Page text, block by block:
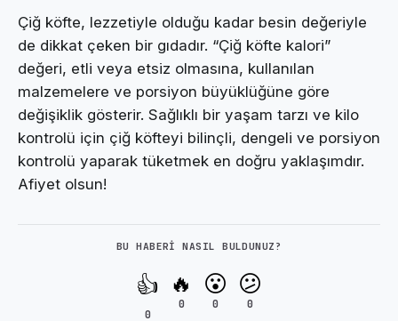
Çiğ köfte, lezzetiyle olduğu kadar besin değeriyle
de dikkat çeken bir gıdadır. “Çiğ köfte kalori”
değeri, etli veya etsiz olmasına, kullanılan
malzemelere ve porsiyon büyüklüğüne göre
değişiklik gösterir. Sağlıklı bir yaşam tarzı ve kilo
kontrolü için çiğ köfteyi bilinçli, dengeli ve porsiyon
kontrolü yaparak tüketmek en doğru yaklaşımdır.
Afiyet olsun!
BU HABERI NASIL BULDUNUZ?
👍
0
🔥
0
😮
0
😕
0